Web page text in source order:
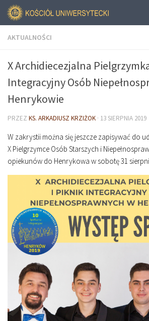
AKTUALNOŚCI
X Archidiecezjalna
Integracyjny Osób
Henrykowie
PRZEZ KS. ARKADIUSZ KRZIŻOK · 13 SIERPNIA 2019
W zakrystii można się jeszcze zapisywać do
X Pielgrzymce Osób Starszych i
opiekunów do Henrykowa w sobotę 31